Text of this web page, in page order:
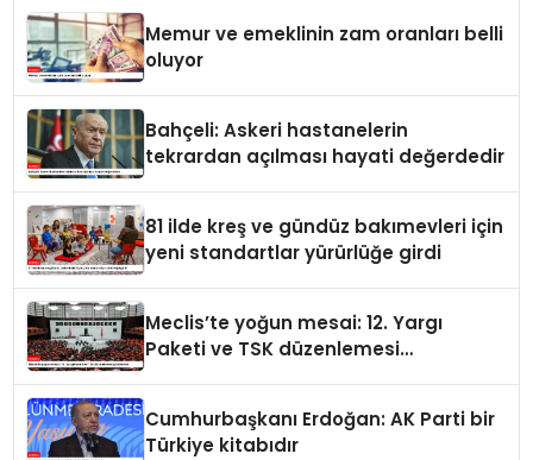
Memur ve emeklinin zam oranları belli
oluyor
Bahçeli: Askeri hastanelerin
tekrardan açılması hayati değerdedir
81 ilde kreş ve gündüz bakımevleri için
yeni standartlar yürürlüğe girdi
Meclis’te yoğun mesai: 12. Yargı
Paketi ve TSK düzenlemesi
Cumhurbaşkanı Erdoğan: AK Parti bir
Türkiye kitabıdır